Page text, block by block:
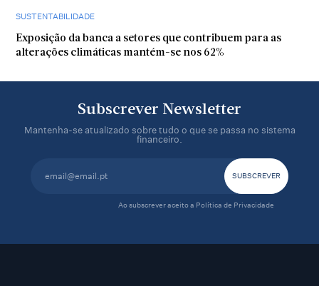
SUSTENTABILIDADE
Exposição da banca a setores que contribuem para as
alterações climáticas mantém-se nos 62%
Subscrever Newsletter
Mantenha-se atualizado sobre tudo o que se passa no sistema
financeiro.
Ao subscrever aceito a Política de Privacidade